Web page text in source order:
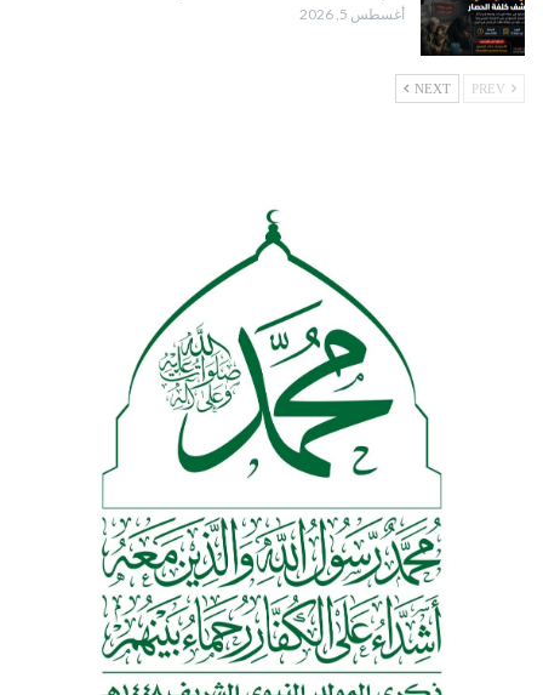
أغسطس 5, 2026
NEXT